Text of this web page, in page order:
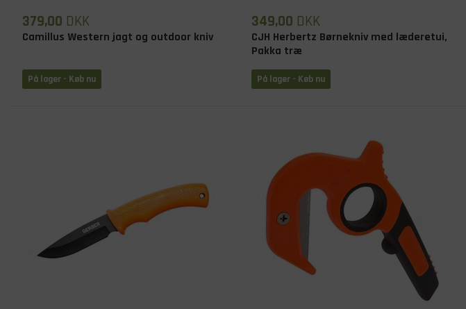
379,00 DKK
Camillus Western jagt og outdoor kniv
På lager - Køb nu
349,00 DKK
CJH Herbertz Børnekniv med læderetui,
Pakka træ
På lager - Køb nu